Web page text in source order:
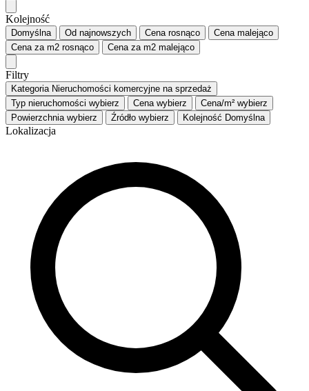
Kolejność
Domyślna Od najnowszych Cena rosnąco Cena malejąco
Cena za m2 rosnąco Cena za m2 malejąco
Filtry
Kategoria Nieruchomości komercyjne na sprzedaż
Typ nieruchomości wybierz Cena wybierz Cena/m² wybierz
Powierzchnia wybierz Źródło wybierz Kolejność Domyślna
Lokalizacja